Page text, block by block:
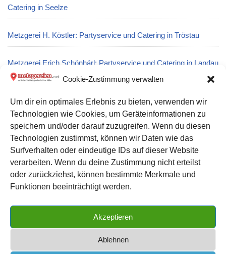
Cookie-Zustimmung verwalten
Um dir ein optimales Erlebnis zu bieten, verwenden wir
Technologien wie Cookies, um Geräteinformationen zu
speichern und/oder darauf zuzugreifen. Wenn du diesen
Technologien zustimmst, können wir Daten wie das
Surfverhalten oder eindeutige IDs auf dieser Website
verarbeiten. Wenn du deine Zustimmung nicht erteilst
oder zurückziehst, können bestimmte Merkmale und
Funktionen beeinträchtigt werden.
Akzeptieren
Ablehnen
Catering in Seelze
Metzgerei H. Köstler: Partyservice und Catering in Tröstau
Metzgerei Erich Schönhärl: Partyservice und Catering in Landau
an der Isar
Metzgerei Landschlachterei Cordes GmbH in Salzhausen
Metzgerei Kaspar Oenning: Partyservice und Catering in Heiden
Kontakt zu uns